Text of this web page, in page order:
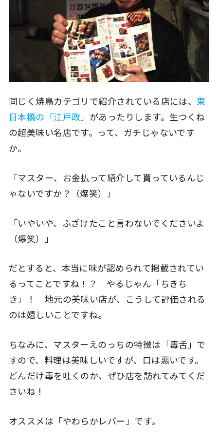
同じく焼鳥カテゴリで紹介されている店には、東
日本橋の「江戸政」 があったりします。生つくね
の超美味い名店です。って、ガチじゃないです
か。
「マスター、お金払って紹介して貰っているんじ
ゃないですか？（爆笑）」
「いやいや、ふざけたこと言わないでくださいよ
（爆笑）」
だとすると、本当に味が認められて掲載されてい
るってことですね！？ やるじゃん「ちきち
き」！ 地元の美味い店が、こうして評価される
のは嬉しいことですね。
ちなみに、マスターえのっちの特徴は「毒舌」で
すので、料理は美味しいですが、口は悪いです。
どんだけ毒を吐くのか、ぜひ店を訪れてみてくだ
さいね！
オススメは「やわらかレバー」です。